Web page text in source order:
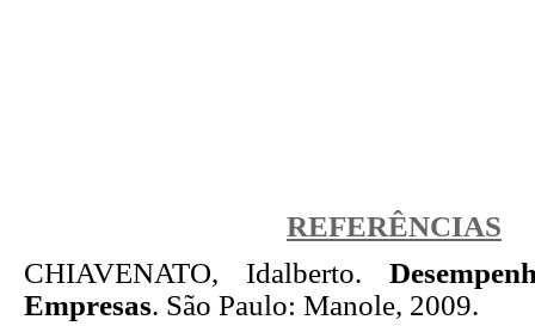
REFERÊNCIAS
CHIAVENATO, Idalberto.
Empresas. São Paulo: Manole, 2009.